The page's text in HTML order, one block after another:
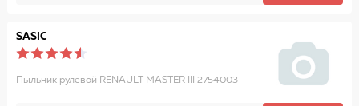
SASIC
Пыльник рулевой RENAULT MASTER III 2754003